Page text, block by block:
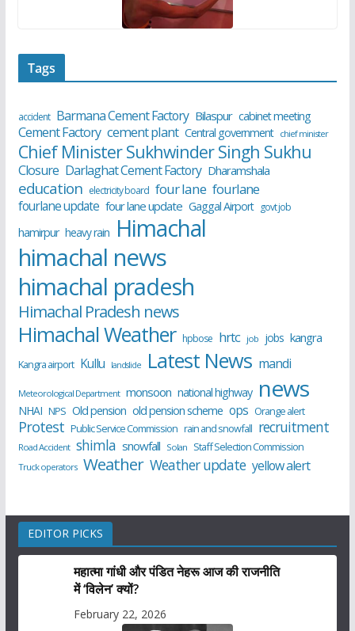
Tags
accident Barmana Cement Factory Bilaspur cabinet meeting
Cement Factory cement plant Central government chief minister
Chief Minister Sukhwinder Singh Sukhu
Closure Darlaghat Cement Factory Dharamshala
education electricity board four lane fourlane
fourlane update four lane update Gaggal Airport govt job
hamirpur heavy rain Himachal
himachal news
himachal pradesh
Himachal Pradesh news
Himachal Weather hpbose hrtc job jobs kangra
Kangra airport Kullu landslide Latest News mandi
Meteorological Department monsoon national highway news
NHAI NPS Old pension old pension scheme ops Orange alert
Protest Public Service Commission rain and snowfall recruitment
Road Accident shimla snowfall Solan Staff Selection Commission
Truck operators Weather Weather update yellow alert
EDITOR PICKS
महात्मा गांधी और पंडित नेहरू आज की राजनीति
में ‘विलेन’ क्यों?
February 22, 2026